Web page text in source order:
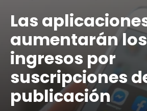
Las
aumentarán los
ingresos por
suscripciones
publicación